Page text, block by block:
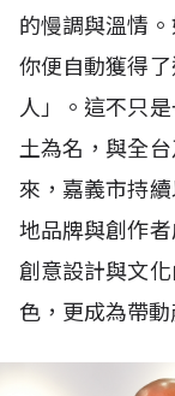
的慢調與溫情
你便自動獲得
人」。這不只
土為名，與全
來，嘉義市持
地品牌與創作
創意設計與文
色，更成為帶